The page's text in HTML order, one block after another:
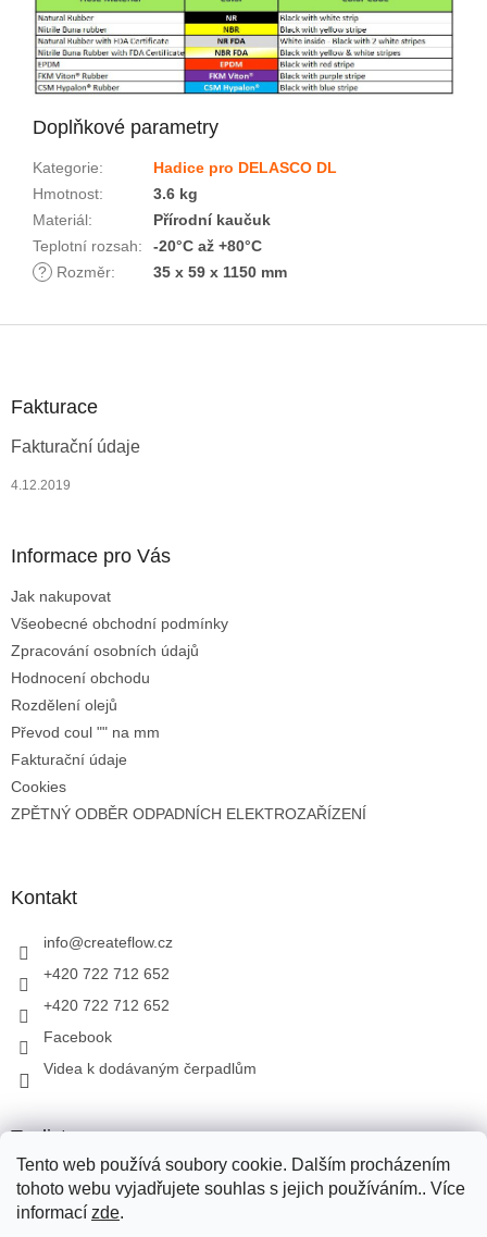
Tento web používá soubory cookie. Dalším procházením
tohoto webu vyjadřujete souhlas s jejich používáním.. Více
informací zde.
Doplňkové parametry
Kategorie:
Hadice pro DELASCO DL
Hmotnost:
3.6 kg
Materiál:
Přírodní kaučuk
Teplotní rozsah:
-20°C až +80°C
?
Rozměr: 35 x 59 x 1150 mm
Fakturace
Fakturační údaje
4.12.2019
Informace pro Vás
Jak nakupovat
Všeobecné obchodní podmínky
Zpracování osobních údajů
Hodnocení obchodu
Rozdělení olejů
Převod coul "" na mm
Fakturační údaje
Cookies
ZPĚTNÝ ODBĚR ODPADNÍCH ELEKTROZAŘÍZENÍ
Kontakt
info@createflow.cz
+420 722 712 652
+420 722 712 652
Facebook
Videa k dodávaným čerpadlům
Toplist